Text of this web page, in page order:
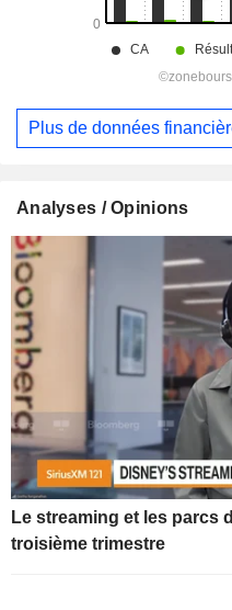
Plus de données
Analyses / Opinions
Le streaming et les parcs
troisième trimestre